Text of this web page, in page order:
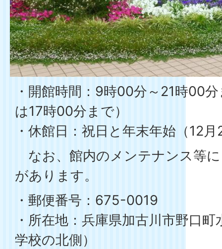
・開館時間：9時00分～21時00
は17時00分まで）
・休館日：祝日と年末年始（12
なお、館内のメンテナンス等
があります。
・郵便番号：675-0019
・所在地：兵庫県加古川市野口
学校の北側）